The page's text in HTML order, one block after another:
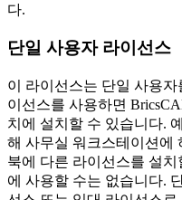
다.
단일 사용자 라이선스
이 라이선스는 단일 사용
이선스를 사용하면
치에 설치할 수 있습니다.
해 사무실 워크스테이션에
북에 다른 라이선스를 설치
에 사용할 수는 없습니다.